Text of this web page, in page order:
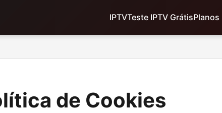
IPTVTeste IPTV GrátisPlanos
de Cookies